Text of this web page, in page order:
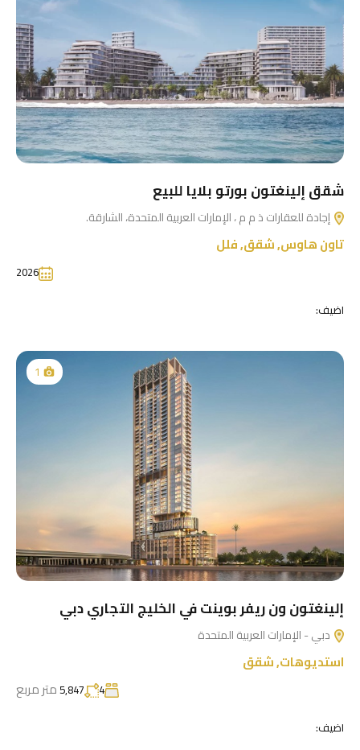
شقق إلينغتون بورتو بلايا للبيع
إجادة للعقارات ذ م م ، الإمارات العربية المتحدة، الشارقة.
تاون هاوس,شقق,فلل
2026
اضيف:
1
إلينغتون ون ريفر بوينت في الخليج التجاري دبي
دبي - الإمارات العربية المتحدة
استديوهات,شقق
4
5,847متر مربع
اضيف: